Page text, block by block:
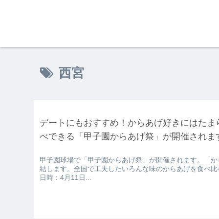
西宮
デートにもおすすめ！からあげ好きにはた
べできる「甲子園からあげ祭」が開催されま
甲子園球場で「甲子園からあげ祭」が開催されます。「
結します。全国で工夫したいろんな味のからあげを食べ
日時：4月11日...